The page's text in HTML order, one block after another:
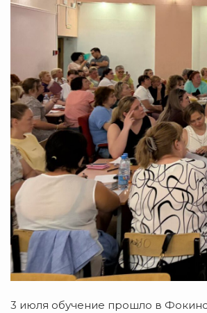
3 июля обучение прошло в